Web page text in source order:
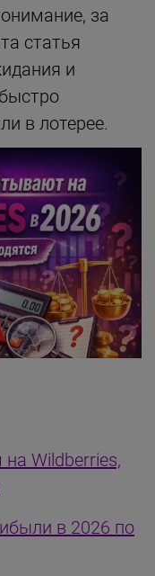
за
статья
и
в лотерее.
Wildberries,
в 2026 по